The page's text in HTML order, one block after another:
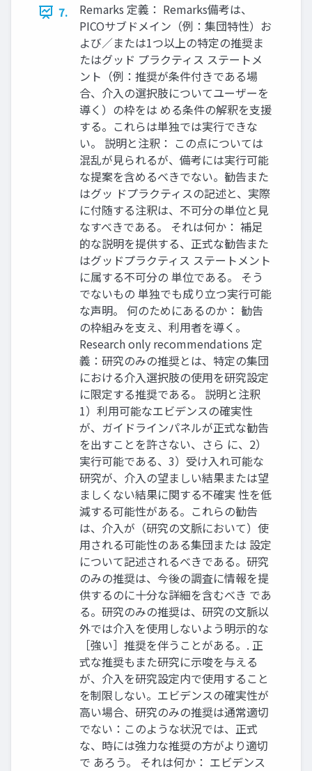
7.
Remarks 定義： Remarks備考は、
PICOサブドメイン（例：集団特性）お
よび／または1つ以上の特定の推奨ま
たはグッド プラクティス ステートメ
ント（例：推奨が条件付きである場
合、介入の選択肢についてユーザーを
導く）の枠をは める条件の解釈を支援
する。これらは単独では実行できな
い。 説明と注釈： この点については
混乱が見られるが、備考には実行可能
な提案を含めるべきでない。勧告また
はグッ ドプラクティスの記述と、実際
に付随する注釈は、不可分の単位と見
なすべきである。 それは何か： 補足
的な説明を提供する、正式な勧告また
はグッドプラクティス ステートメント
に属する不可分の 単位である。 そう
でないもの 単独でも成り立つ実行可能
な声明。 何のためにあるのか： 勧告
の枠組みを支え、利用者を導く。
Research only recommendations 定
義：研究のみの推奨とは、特定の集団
における介入選択肢の使用を研究設定
に限定する推奨である。 説明と注釈
1）利用可能なエビデンスの確実性
が、ガイドラインパネルが正式な勧告
を出すことを許さない、さら に、2）
実行可能である、3）受け入れ可能な
研究が、介入の望ましい結果または望
ましくない結果に関する不確実 性を低
減する可能性がある。これらの勧告
は、介入が（研究の文脈において）使
用される可能性のある集団または 設定
について記述されるべきである。研究
のみの推奨は、今後の調査に情報を提
供するのに十分な詳細を含むべき であ
る。研究のみの推奨は、研究の文脈以
外では介入を使用しないよう明示的な
［強い］推奨を伴うことがある。. 正
式な推奨もまた研究に示唆を与える
が、介入を研究設定内で使用すること
を制限しない。エビデンスの確実性が
高い場合、研究のみの推奨は通常適切
でない：このような状況では、正式
な、時には強力な推奨の方がより適切
で あろう。 それは何か： エビデンス